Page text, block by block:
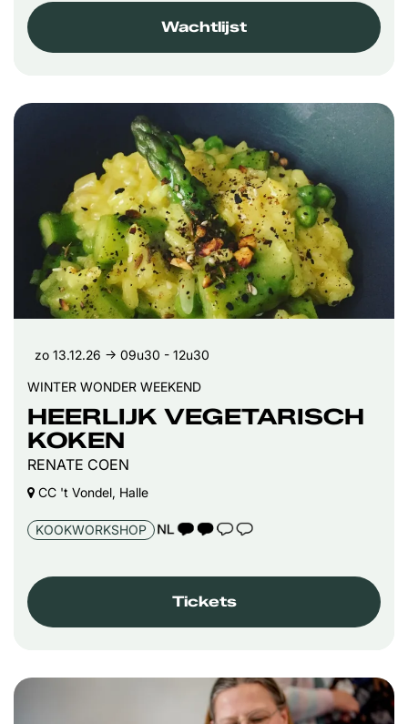
Wachtlijst
HEERLIJK VEGETARISCH
KOKEN
RENATE COEN
WINTER WONDER WEEKEND
zo 13.12.26 → 09u30 - 12u30
CC 't Vondel, Halle
KOOKWORKSHOP TAALICOON 2
Tickets